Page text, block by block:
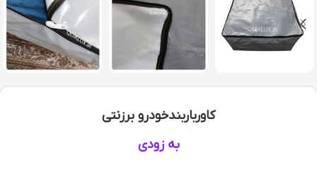
کاورباربندخودرو برزنتی
به زودی